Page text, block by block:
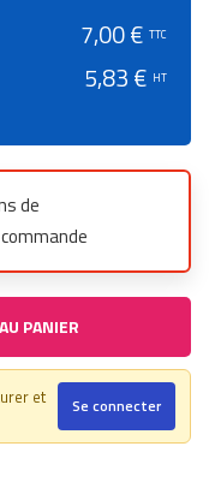
7,00 € TTC
5,83 € HT
de
PANIER
et
Se connecter